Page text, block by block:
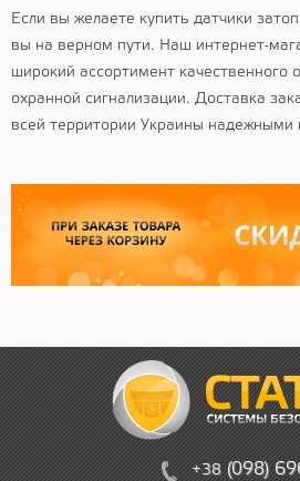
Если вы желаете купить датчики
вы на верном пути. Наш интернет-
широкий ассортимент качественного
охранной сигнализации. Доставка
всей территории Украины надежными
+38(098)6